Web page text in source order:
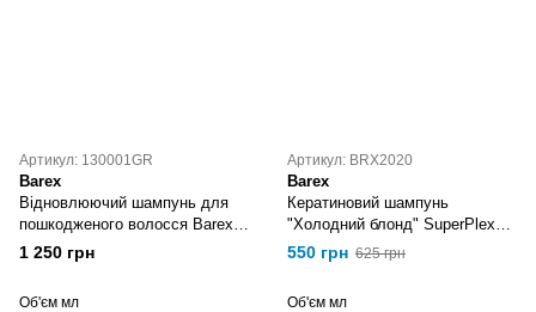
Артикул: 130001GR
Barex
Відновлюючий шампунь для
пошкодженого волосся Barex
Olioseta ODM 750 мл
1 250 грн
Об'єм мл
Артикул: BRX2020
Barex
Кератиновий шампунь
"Холодний блонд" SuperPlex
Keratin Shampoo 250 мл
550 грн 625 грн
Об'єм мл